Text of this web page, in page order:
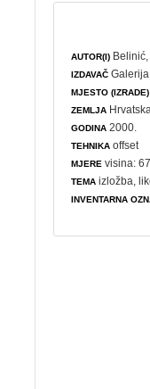
AUTOR(I) Belinić,
IZDAVAČ
MJESTO (IZRADE)
ZEMLJA Hrvatska
GODINA 2000.
TEHNIKA offset
MJERE visina:
TEMA izložba ,
INVENTARNA